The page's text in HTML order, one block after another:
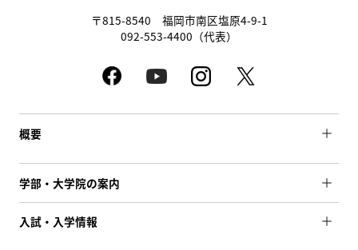
〒815-8540 福岡市南区塩原4-9-1
092-553-4400（代表）
概要
学部・大学院の案内
入試・入学情報